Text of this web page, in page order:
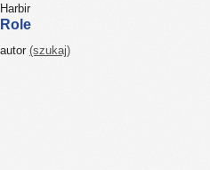
Harbir
Role
autor (szukaj)